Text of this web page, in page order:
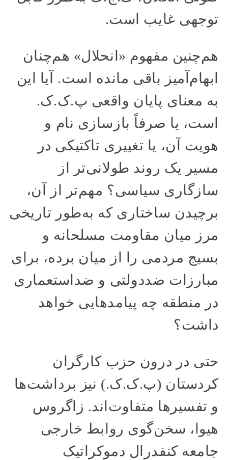
توجهی غایب است.
هم‌چنین مفهوم «انحلال» هم‌چنان
ابهام‌آمیز باقی مانده است. آیا این
به معنای پایان واقعی پ.ک.ک.
است، یا صرفاً بازسازی نام و
هویت آن، یا تغییری تاکتیکی در
مسیر یک روند طولانی‌تر از
سازگاری سیاسی؟ مهم‌تر از آن،
برچیدن ساختاری که به‌طور تاریخی
مرز میان مقاومت مسلحانه و
بسیج مردمی را از میان برده، برای
مبارزات ضد‌دولتی و ضد‌استعماری
در منطقه چه پیامدهایی خواهد
داشت؟
حتی در درون حزب کارگران
کردستان (پ.ک.ک.) نیز برداشت‌ها
و تفسیرها متفاوت‌اند. زاگروس
هیوا، سخن‌گوی روابط خارجی
جامعه کنفدرال دموکراتیک